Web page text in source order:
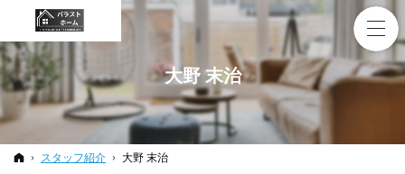
大野 末治
ホーム
スタッフ紹介 大野 末治